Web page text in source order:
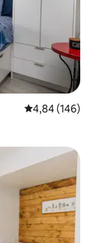
Prosječna
4,84 (146)
gosti”